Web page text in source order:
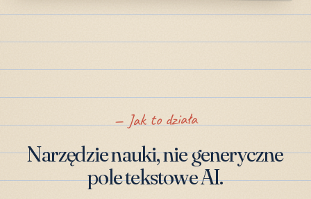
Jak to działa
Narzędzie nauki, nie generyczne
pole tekstowe AI.